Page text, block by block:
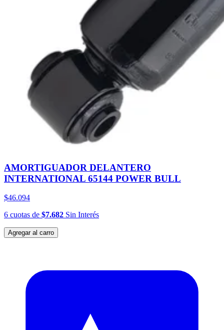
AMORTIGUADOR DELANTERO
INTERNATIONAL 65144 POWER BULL
$46.094
6 cuotas de $7.682 Sin Interés
Agregar al carro